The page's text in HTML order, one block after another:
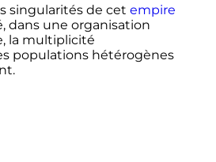
singularités de cet empire
dans une organisation
la multiplicité
populations hétérogènes